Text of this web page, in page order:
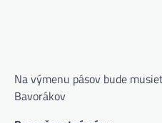
Na výmenu pásov bude
Bavorákov